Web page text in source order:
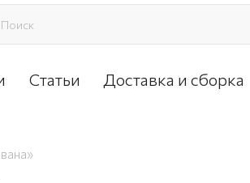
Статьи Доставка и сборка